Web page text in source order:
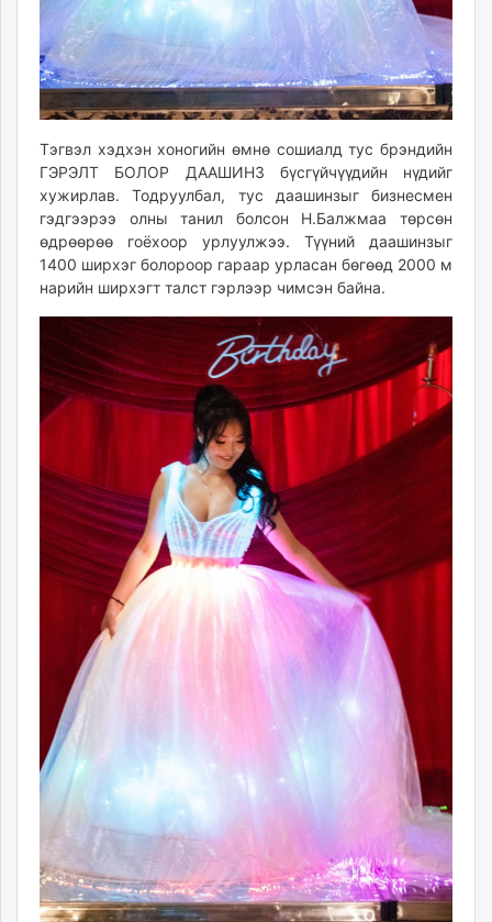
Тэгвэл хэдхэн хоногийн өмнө сошиалд тус брэндийн
ГЭРЭЛТ БОЛОР ДААШИНЗ бүсгүйчүүдийн нүдийг
хужирлав. Тодруулбал, тус даашинзыг бизнесмен
гэдгээрээ олны танил болсон Н.Балжмаа төрсөн
өдрөөрөө гоёхоор урлуулжээ. Түүний даашинзыг
1400 ширхэг болороор гараар урласан бөгөөд 2000 м
нарийн ширхэгт талст гэрлээр чимсэн байна.